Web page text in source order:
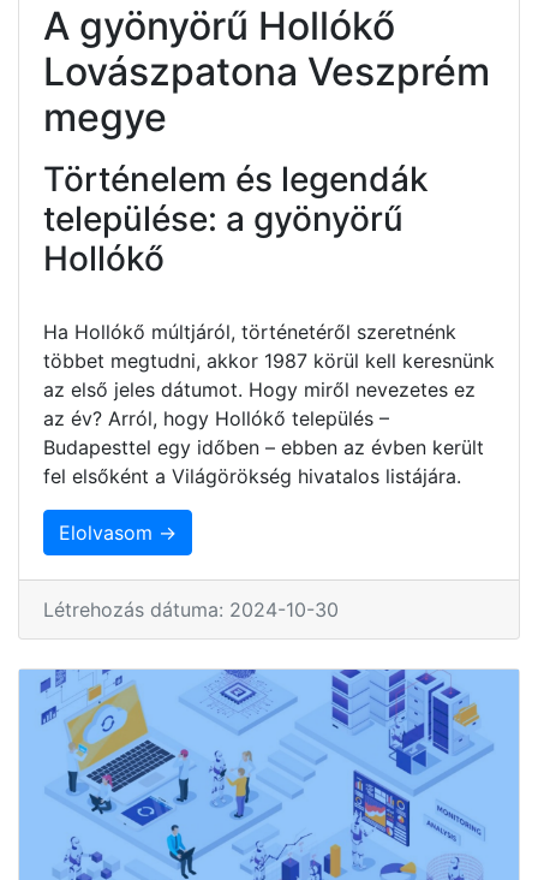
A gyönyörű Hollókő
Lovászpatona Veszprém
megye
Történelem és legendák
települése: a gyönyörű
Hollókő
Ha Hollókő múltjáról, történetéről szeretnénk
többet megtudni, akkor 1987 körül kell keresnünk
az első jeles dátumot. Hogy miről nevezetes ez
az év? Arról, hogy Hollókő település –
Budapesttel egy időben – ebben az évben került
fel elsőként a Világörökség hivatalos listájára.
Elolvasom →
Létrehozás dátuma: 2024-10-30